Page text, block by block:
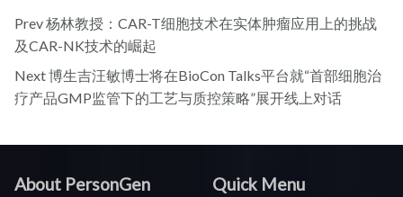
Prev杨林教授：CAR-T细胞技术在实体肿瘤应用上的挑战
及CAR-NK技术的崛起
Next博生吉汪敏博士将在BioCon Talks平台就“首部细胞治
疗产品GMP监管下的工艺与质控策略”展开线上对话
About PersonGen Quick Menu